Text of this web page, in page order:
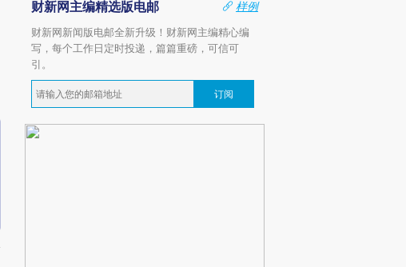
财新网主编精选版电邮
样例
财新网新闻版电邮全新升级！财新网主编精心编
写，每个工作日定时投递，篇篇重磅，可信可
引。
订阅